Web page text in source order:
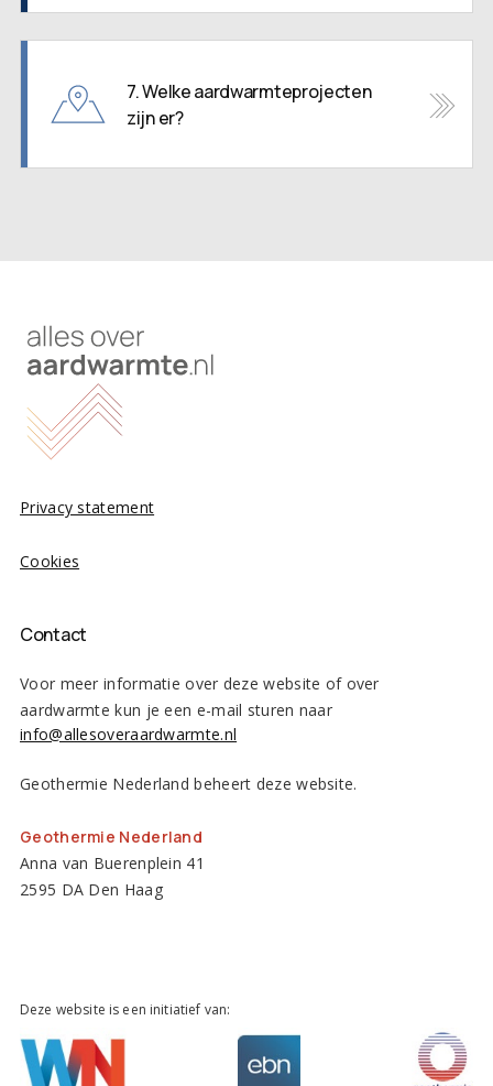
7. Welke aardwarmteprojecten
zijn er?
Privacy statement
Cookies
Contact
Voor meer informatie over deze website of over
aardwarmte kun je een e-mail sturen naar
info@allesoveraardwarmte.nl
Geothermie Nederland beheert deze website.
Geothermie Nederland
Anna van Buerenplein 41
2595 DA Den Haag
Deze website is een initiatief van: